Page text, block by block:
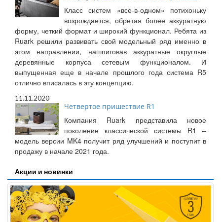
Класс систем «все-в-одном» потихоньку
возрождается, обретая более аккуратную
форму, четкий формат и широкий функционал. Ребята из
Ruark решили развивать свой модельный ряд именно в
этом направлении, нашпиговав аккуратные округлые
деревянные корпуса сетевым функционалом. И
выпущенная еще в начале прошлого года система R5
отлично вписалась в эту концепцию.
11.11.2020
Четвертое пришествие R1
Компания Ruark представила новое
поколение классической системы R1 –
модель версии MK4 получит ряд улучшений и поступит в
продажу в начале 2021 года.
Акции и новинки